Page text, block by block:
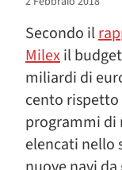
Secondo il
Milexil
miliardi di
cento rispetto
programmi di
elencati nello